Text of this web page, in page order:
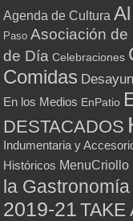
Agenda de Cultura
Paso Asociación de
de Día Celebraciones
Comidas
En los Medios EnPatio
DESTACADOS
Indumentaria y
Históricos MenuCriollo
la
2019-21 TAKE